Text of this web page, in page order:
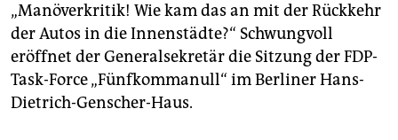
fragen & hilfe
unterstützen
abo
„Manöverkritik! Wie kam das an mit der Rückkehr
der Autos in die Innenstädte?“ Schwungvoll
eröffnet der Generalsekretär die Sitzung der FDP-
Task-Force „Fünfkommanull“ im Berliner Hans-
Dietrich-Genscher-Haus.